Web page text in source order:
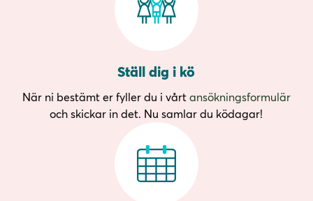
Ställ dig i kö
När ni bestämt er fyller du i vårtansökningsformulär
och skickar in det. Nu samlar du ködagar!